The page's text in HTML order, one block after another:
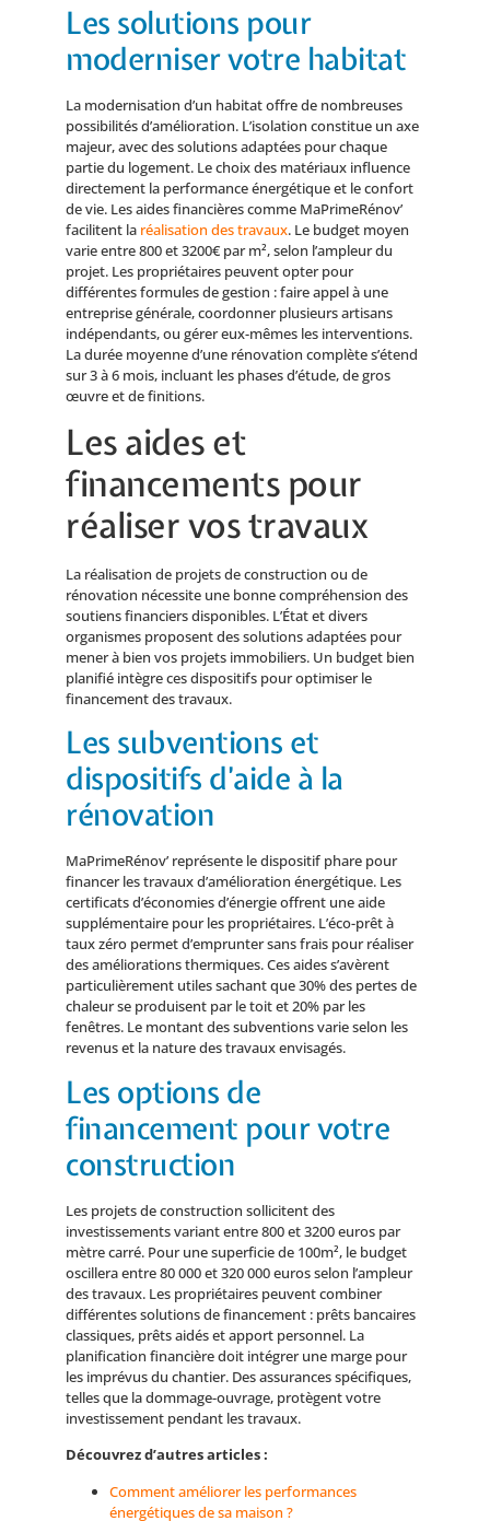
Les solutions pour
moderniser votre habitat
La modernisation d’un habitat offre de nombreuses
possibilités d’amélioration. L’isolation constitue un axe
majeur, avec des solutions adaptées pour chaque
partie du logement. Le choix des matériaux influence
directement la performance énergétique et le confort
de vie. Les aides financières comme MaPrimeRénov’
facilitent la réalisation des travaux. Le budget moyen
varie entre 800 et 3200€ par m², selon l’ampleur du
projet. Les propriétaires peuvent opter pour
différentes formules de gestion : faire appel à une
entreprise générale, coordonner plusieurs artisans
indépendants, ou gérer eux-mêmes les interventions.
La durée moyenne d’une rénovation complète s’étend
sur 3 à 6 mois, incluant les phases d’étude, de gros
œuvre et de finitions.
Les aides et
financements pour
réaliser vos travaux
La réalisation de projets de construction ou de
rénovation nécessite une bonne compréhension des
soutiens financiers disponibles. L’État et divers
organismes proposent des solutions adaptées pour
mener à bien vos projets immobiliers. Un budget bien
planifié intègre ces dispositifs pour optimiser le
financement des travaux.
Les subventions et
dispositifs d’aide à la
rénovation
MaPrimeRénov’ représente le dispositif phare pour
financer les travaux d’amélioration énergétique. Les
certificats d’économies d’énergie offrent une aide
supplémentaire pour les propriétaires. L’éco-prêt à
taux zéro permet d’emprunter sans frais pour réaliser
des améliorations thermiques. Ces aides s’avèrent
particulièrement utiles sachant que 30% des pertes de
chaleur se produisent par le toit et 20% par les
fenêtres. Le montant des subventions varie selon les
revenus et la nature des travaux envisagés.
Les options de
financement pour votre
construction
Les projets de construction sollicitent des
investissements variant entre 800 et 3200 euros par
mètre carré. Pour une superficie de 100m², le budget
oscillera entre 80 000 et 320 000 euros selon l’ampleur
des travaux. Les propriétaires peuvent combiner
différentes solutions de financement : prêts bancaires
classiques, prêts aidés et apport personnel. La
planification financière doit intégrer une marge pour
les imprévus du chantier. Des assurances spécifiques,
telles que la dommage-ouvrage, protègent votre
investissement pendant les travaux.
Découvrez d’autres articles :
Comment améliorer les performances
énergétiques de sa maison ?